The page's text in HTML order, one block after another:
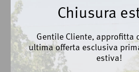
Via Roma, 100 | Breganze
Chiusura
Gentile Cliente, approfitta
ultima offerta esclusiva
estiva!